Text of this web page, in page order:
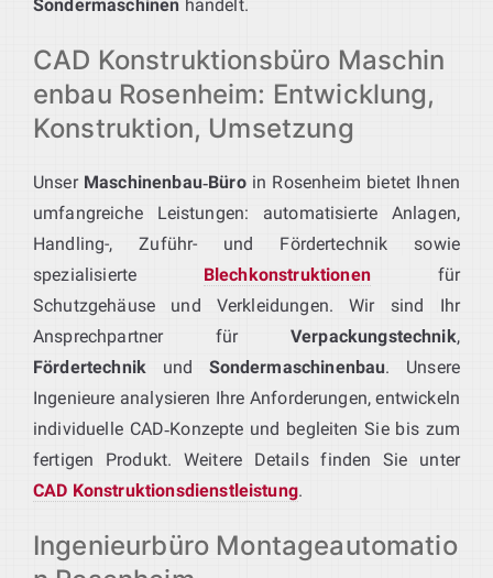
Sondermaschinen handelt.
CAD Konstruktionsbüro Maschin
enbau Rosenheim: Entwicklung,
Konstruktion, Umsetzung
Unser Maschinenbau‑Büroin Rosenheim bietet Ihnen
umfangreiche Leistungen: automatisierte Anlagen,
Handling-, Zuführ- und Fördertechnik sowie
spezialisierte Blechkonstruktionenfür
Schutzgehäuse und Verkleidungen. Wir sind Ihr
Ansprechpartner für Verpackungstechnik,
Fördertechnik und Sondermaschinenbau. Unsere
Ingenieure analysieren Ihre Anforderungen, entwickeln
individuelle CAD‑Konzepte und begleiten Sie bis zum
fertigen Produkt. Weitere Details finden Sie unter
CAD Konstruktionsdienstleistung.
Ingenieurbüro Montageautomatio